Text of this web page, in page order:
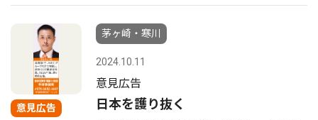
意見広告
茅ヶ崎・寒川
2024.10.11
意見広告
日本を護り抜く